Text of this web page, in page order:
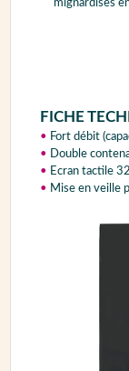
mignardises
FICHE
• Fort débit
• Double
• Ecran tactile
• Mise en veille